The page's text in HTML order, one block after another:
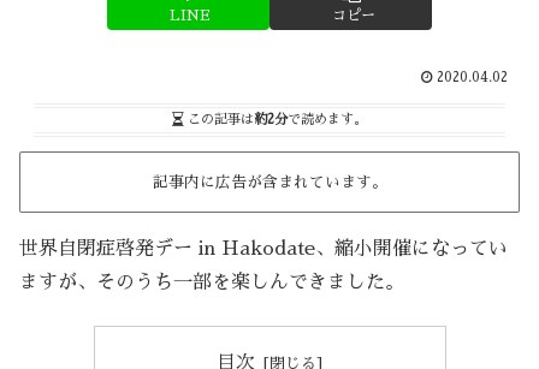
LINE コピー
2020.04.02
この記事は約2分で読めます。
記事内に広告が含まれています。
世界自閉症啓発デー in Hakodate、縮小開催になってい
ますが、そのうち一部を楽しんできました。
目次